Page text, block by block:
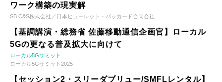
ワーク構築の現実解
SB C&S株式会社／日本ヒューレット・パッカード合同会社
【基調講演・総務省 佐藤移動通信企画官】ローカル
5Gの更なる普及拡大に向けて
ローカル5Gサミット
ローカル5Gサミット2025
【セッション2・スリーダブリュー/SMFLレンタル】